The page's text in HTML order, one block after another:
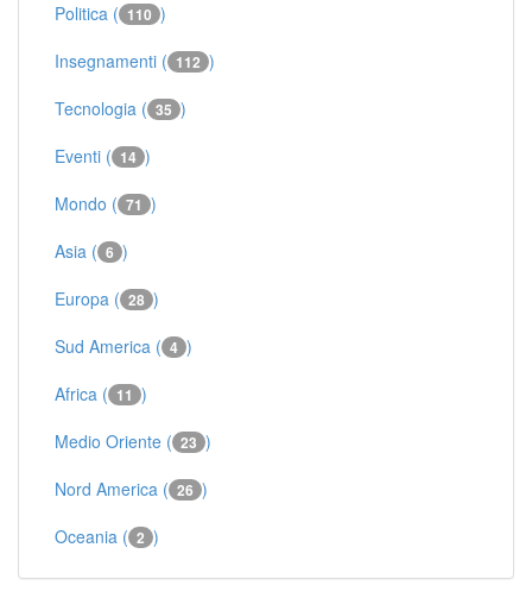
Politica ( 110 )
Insegnamenti ( 112 )
Tecnologia ( 35 )
Eventi ( 14 )
Mondo ( 71 )
Asia ( 6 )
Europa ( 28 )
Sud America ( 4 )
Africa ( 11 )
Medio Oriente ( 23 )
Nord America ( 26 )
Oceania ( 2 )